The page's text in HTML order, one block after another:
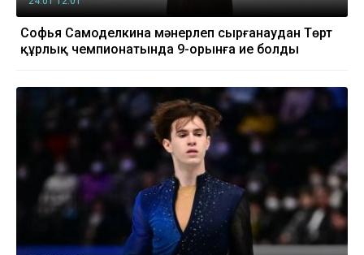
Софья Самоделкина мәнерлеп сырғанаудан Төрт
құрлық чемпионатында 9-орынға ие болды